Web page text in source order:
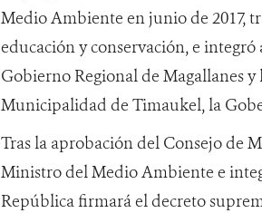
Medio Ambiente en junio de 2017,
educación y conservación, e
Gobierno Regional de Magallanes
Municipalidad de Timaukel, la
Tras la aprobación del Consejo de
Ministro del Medio Ambiente e
República firmará el decreto